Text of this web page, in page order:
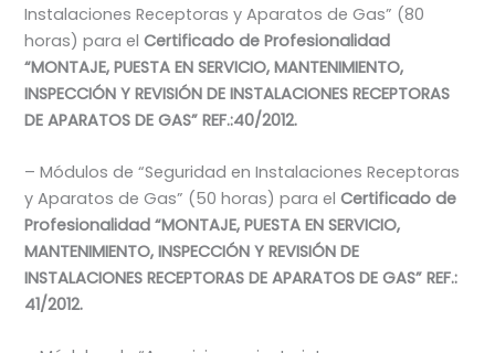
Instalaciones Receptoras y Aparatos de Gas” (80
horas) para elCertificado de Profesionalidad
“MONTAJE, PUESTA EN SERVICIO, MANTENIMIENTO,
INSPECCIÓN Y REVISIÓN DE INSTALACIONES RECEPTORAS
DE APARATOS DE GAS” REF.:40/2012.
– Módulos de “Seguridad en Instalaciones Receptoras
y Aparatos de Gas” (50 horas) para elCertificado de
Profesionalidad “MONTAJE, PUESTA EN SERVICIO,
MANTENIMIENTO, INSPECCIÓN Y REVISIÓN DE
INSTALACIONES RECEPTORAS DE APARATOS DE GAS” REF.:
41/2012.